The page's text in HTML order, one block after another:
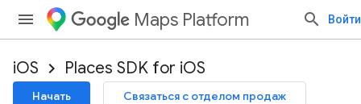
Maps Platform Войти
iOS Places SDK for iOS
Начать Связаться с отделом продаж